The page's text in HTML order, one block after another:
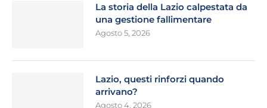
La storia della Lazio calpestata da
una gestione fallimentare
Agosto 5, 2026
Lazio, questi rinforzi quando
arrivano?
Agosto 4, 2026